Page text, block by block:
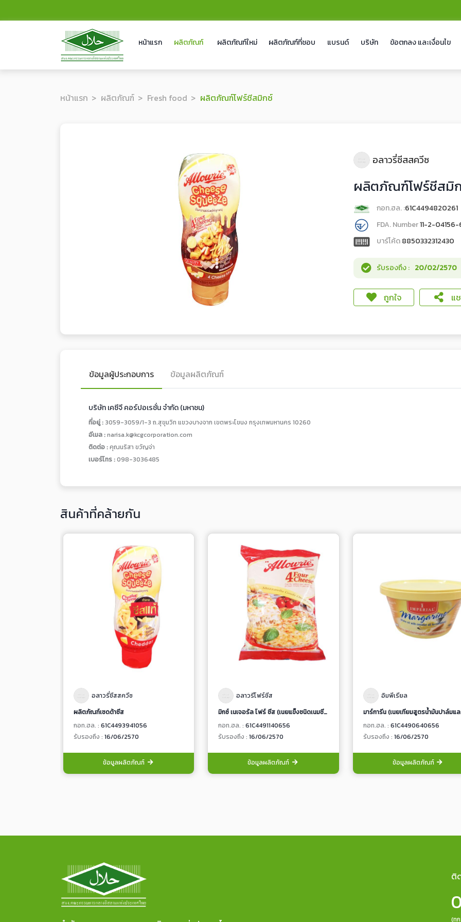
หน้าแรก ผลิตภัณฑ์ ผลิตภัณฑ์ใหม่ ผลิตภัณฑ์ที่ชอบ แบรนด์ บริษัท ข้อตกลง และเงื่อนไข
หน้าแรก ผลิตภัณฑ์ Fresh food ผลิตภัณฑ์โฟร์ชีสมิกซ์
อลาวรี่ชีสสควีซ
ผลิตภัณฑ์โฟร์ชีสมิ
กอท.ฮล. :61C4494820261
FDA. Number11-2-
บาร์โค้ด8850332312430
รับรองถึง : 20/02/2570
ถูกใจ แ
ข้อมูลผู้ประกอบการ ข้อมูลผลิตภัณฑ์
บริษัท เคซีจี คอร์ปอเรชั่น จำกัด (มหาชน)
ที่อยู่ : 3059-3059/1-3 ถ.สุขุมวิท แขวงบางจาก เขตพระโขนง กรุงเทพมหานคร 10260
อีเมล :narisa.k@kcgcorporation.com
ติดต่อ :คุณนริสา ขวัญจ่า
เบอร์โทร :098-3036485
สินค้าที่คล้ายกัน
อลาวรี่ชีสสควีซ
ผลิตภัณฑ์เชดด้าชีส
กอท.ฮล. : 61C4493941056
รับรองถึง : 16/06/2570
ข้อมูลผลิตภัณฑ์
อลาวรีโฟร์ชีส
มิกซ์ เนเจอรัล โฟร์ ชีส (เนยแข็งชนิดเนมชีสสำหรับปรุงอาหาร)
กอท.ฮล. :61C4491140656
รับรองถึง :16/06/2570
ข้อมูลผลิตภัณฑ์
อิมพีเรียล
กอท.ฮล. : 61C4490640656
รับรองถึง : 16/06/2570
ข้อมูลผลิตภัณฑ์
ติ
(ทุ